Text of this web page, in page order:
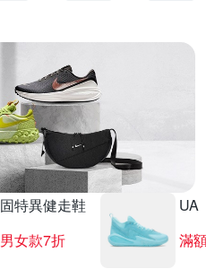
固特異健走鞋
男女款7折
UA
滿